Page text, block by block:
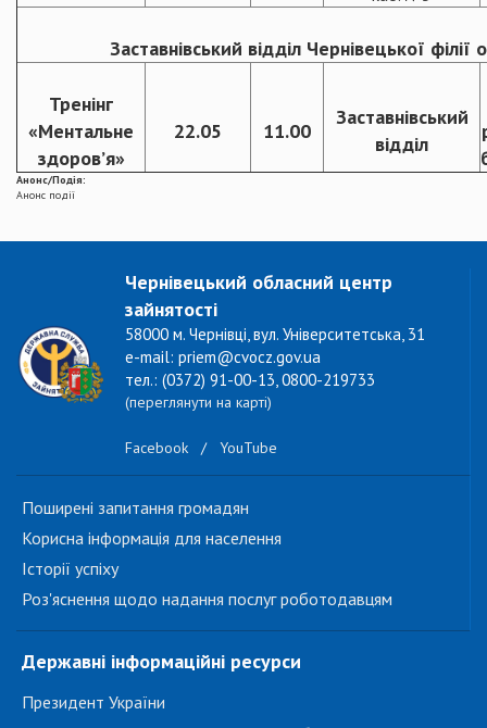
Заставнівський відділ Чернівецької
Тренінг
«Ментальне
здоров’я»
22.05 11.00
Заставнівський
відділ
Анонс/Подія:
Анонс події
Чернівецький обласний центр
зайнятості
58000 м. Чернівці, вул. Університетська, 31
e-mail: priem@cvocz.gov.ua
тел.: (0372) 91-00-13, 0800-219733
(переглянути на карті)
Facebook / YouTube
Поширені запитання громадян
Корисна інформація для населення
Історії успіху
Роз'яснення щодо надання послуг роботодавцям
Державні інформаційні ресурси
Президент України